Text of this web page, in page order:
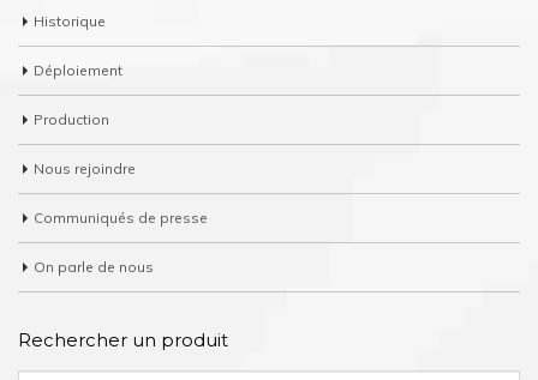
Historique
Déploiement
Production
Nous rejoindre
Communiqués de presse
On parle de nous
Rechercher un produit